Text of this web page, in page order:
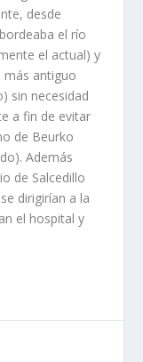
desde
el rí­o
el actual) y
más antiguo
sin necesidad
a fin de evitar
de Beurko
Además
de Salcedillo
dirigirí­an a la
el hospital y